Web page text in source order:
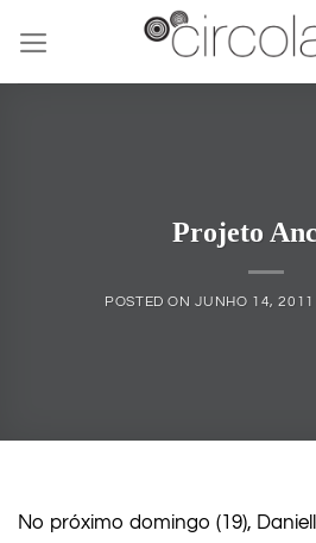
content
Projeto
POSTED ONJUNHO 14, 2011
No próximo domingo (19),